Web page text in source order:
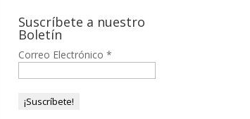
Suscríbete a nuestro
Boletín
Correo Electrónico*